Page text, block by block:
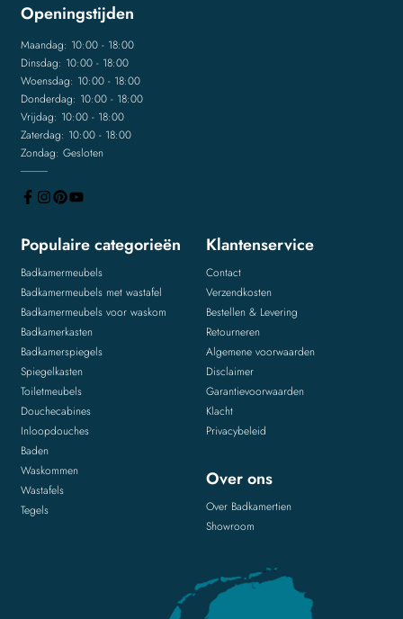
Openingstijden
Maandag: 10:00 - 18:00
Dinsdag: 10:00 - 18:00
Woensdag: 10:00 - 18:00
Donderdag: 10:00 - 18:00
Vrijdag: 10:00 - 18:00
Zaterdag: 10:00 - 18:00
Zondag: Gesloten
Populaire categorieën
Badkamermeubels
Badkamermeubels met wastafel
Badkamermeubels voor waskom
Badkamerkasten
Badkamerspiegels
Spiegelkasten
Toiletmeubels
Douchecabines
Inloopdouches
Baden
Waskommen
Wastafels
Tegels
Klantenservice
Contact
Verzendkosten
Bestellen & Levering
Retourneren
Algemene voorwaarden
Disclaimer
Garantievoorwaarden
Klacht
Privacybeleid
Over ons
Over Badkamertien
Showroom